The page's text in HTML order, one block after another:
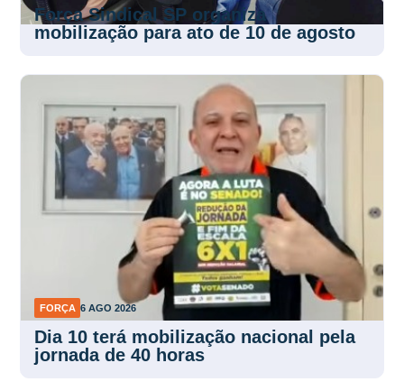
Força Sindical SP organiza
mobilização para ato de 10 de agosto
FORÇA 6 AGO 2026
Dia 10 terá mobilização nacional pela
jornada de 40 horas